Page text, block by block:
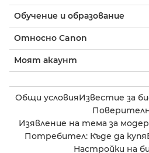
Обучение и образование
Относно Canon
Моят акаунт
Общи условияИзвестие за
Изявление на тема за
Потребител: Къде да купя
Настройки на